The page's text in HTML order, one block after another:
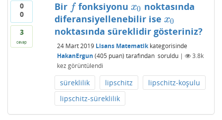
0
0
3
cevap
Bir f
f fonksiyonu x0
x0 noktasında
diferansiyellenebilir ise x0
x0
noktasında süreklidir gösteriniz?
24 Mart 2019 Lisans Matematikkategorisinde
HakanErgun (405 puan) tarafından soruldu |
3.8k
kez görüntülendi
süreklilik lipschitz
lipschitz-koşulu
lipschitz-süreklilik